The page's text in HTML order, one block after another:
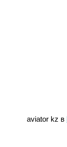
aviator kz в